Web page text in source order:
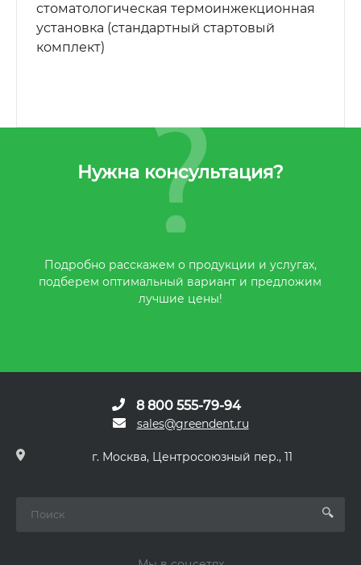
стоматологическая термоинжекционная
установка (стандартный стартовый
комплект)
Нужна консультация?
Подробно расскажем о продукции и услугах,
подберем оптимальный вариант и предложим
лучшие цены!
8 800 555-79-94
sales@greendent.ru
г. Москва, Центросоюзный пер., 11